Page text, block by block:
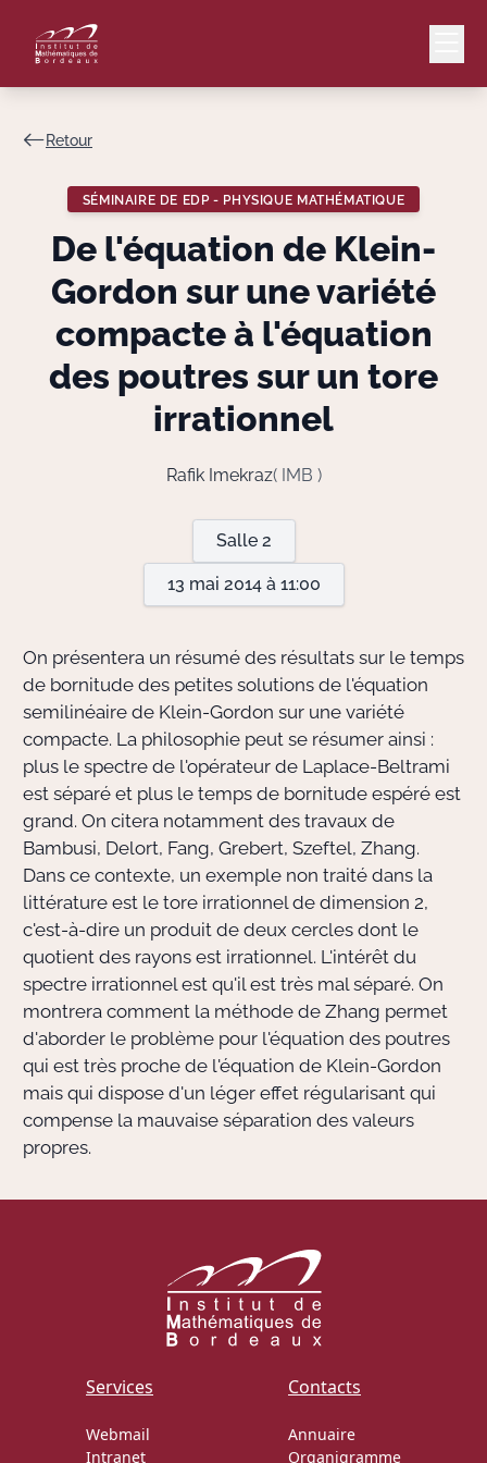
Lang
Le Laboratoire
Bibliothèque
Informatique
Retour
SÉMINAIRE DE EDP - PHYSIQUE MATHÉMATIQUE
De l'équation de Klein-
Gordon sur une variété
compacte à l'équation
des poutres sur un tore
irrationnel
Rafik Imekraz( IMB )
Salle 2
13 mai 2014 à 11:00
On présentera un résumé des résultats sur le temps
de bornitude des petites solutions de l'équation
semilinéaire de Klein-Gordon sur une variété
compacte. La philosophie peut se résumer ainsi :
plus le spectre de l'opérateur de Laplace-Beltrami
est séparé et plus le temps de bornitude espéré est
grand. On citera notamment des travaux de
Bambusi, Delort, Fang, Grebert, Szeftel, Zhang.
Dans ce contexte, un exemple non traité dans la
littérature est le tore irrationnel de dimension 2,
c'est-à-dire un produit de deux cercles dont le
quotient des rayons est irrationnel. L'intérêt du
spectre irrationnel est qu'il est très mal séparé. On
montrera comment la méthode de Zhang permet
d'aborder le problème pour l'équation des poutres
qui est très proche de l'équation de Klein-Gordon
mais qui dispose d'un léger effet régularisant qui
compense la mauvaise séparation des valeurs
propres.
Services
Webmail
Intranet
Contacts
Annuaire
Organigramme